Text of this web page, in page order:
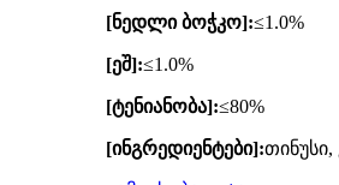
[ნედლი ბოჭკო]:≤1.0%
[ეშ]:≤1.0%
[ტენიანობა]:≤80%
[ინგრედიენტები]:თინუსი,